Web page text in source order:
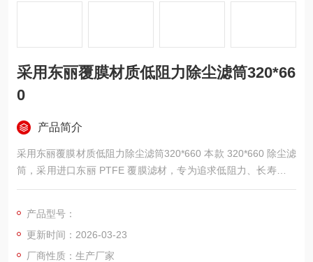
采用东丽覆膜材质低阻力除尘滤筒320*66
0
产品简介
采用东丽覆膜材质低阻力除尘滤筒320*660 本款 320*660 除尘滤
筒，采用进口东丽 PTFE 覆膜滤材，专为追求低阻力、长寿命、
稳定排放的工业除尘场景设计。依托东丽覆膜均匀致密、表面光
更低运行压差，通风顺畅、不易堵塞，适配各类脉冲除尘、车间
净化、粉体回收设备，综合使用成本更低，工况稳定性更强。
产品型号：
更新时间：2026-03-23
厂商性质：生产厂家